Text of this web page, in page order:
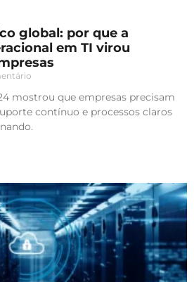
global: por que a
em TI virou
mostrou que empresas precisam
contínuo e processos claros